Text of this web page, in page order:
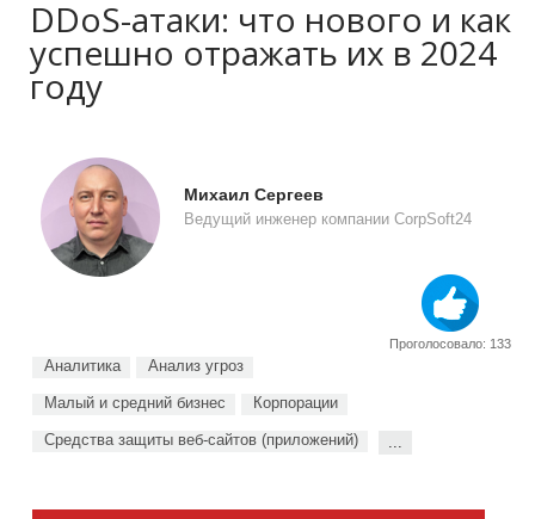
DDoS-атаки: что нового и как
успешно отражать их в 2024
году
Михаил Сергеев
Ведущий инженер компании CorpSoft24
Проголосовало: 133
Аналитика Анализ угроз
Малый и средний бизнес Корпорации
Средства защиты веб-сайтов (приложений) ...